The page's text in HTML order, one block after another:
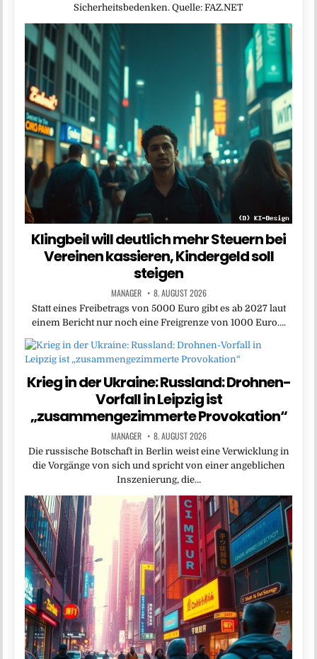
Sicherheitsbedenken. Quelle: FAZ.NET
Klingbeil will deutlich mehr Steuern bei
Vereinen kassieren, Kindergeld soll
steigen
MANAGER 8. AUGUST 2026
Statt ​eines Freibetrags ‌von 5000 Euro gibt es ab 2027 laut
einem Bericht nur noch eine Freigrenze von 1000 Euro….
Krieg in der Ukraine: Russland: Drohnen-
Vorfall in Leipzig ist
„zusammengezimmerte Provokation“
MANAGER 8. AUGUST 2026
Die russische Botschaft in Berlin weist eine Verwicklung in
die Vorgänge von sich und spricht von einer angeblichen
Inszenierung, die…